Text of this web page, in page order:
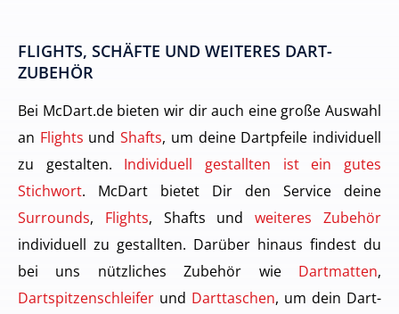
FLIGHTS, SCHÄFTE UND WEITERES DART-
ZUBEHÖR
Bei McDart.de bieten wir dir auch eine große Auswahl
an Flights undShafts, um deine Dartpfeile individuell
zu gestalten. Individuell gestallten ist ein gutes
Stichwort. McDart bietet Dir den Service deine
Surrounds, Flights, Shafts undweiteres Zubehör
individuell zu gestallten. Darüber hinaus findest du
bei uns nützliches Zubehör wie Dartmatten,
Dartspitzenschleifer und Darttaschen, um dein Dart-